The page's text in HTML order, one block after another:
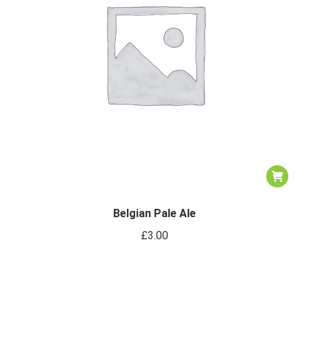
Belgian Pale Ale
£3.00